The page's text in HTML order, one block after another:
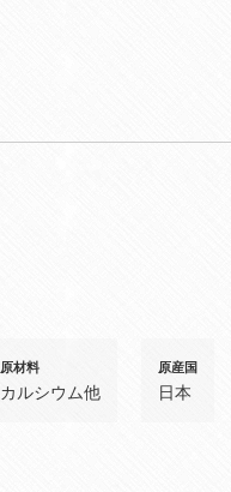
原材料
カルシウム他
原産国
日本